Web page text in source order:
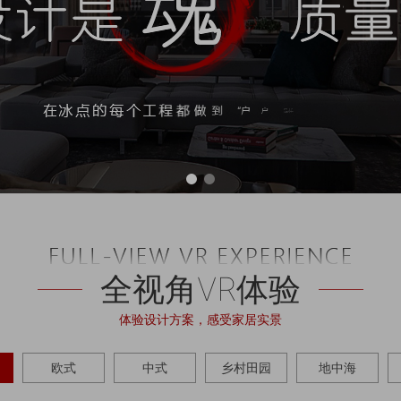
全视角VR体验
体验设计方案，感受家居实景
欧式 中式 乡村田园 地中海